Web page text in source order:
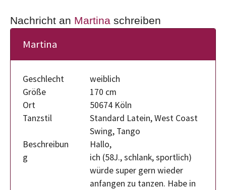
Nachricht an Martina schreiben
Martina
Geschlecht
weiblich
Größe
170 cm
Ort
50674 Köln
Tanzstil
Standard Latein, West Coast
Swing, Tango
Beschreibun
g
Hallo,
ich (58J., schlank, sportlich)
würde super gern wieder
anfangen zu tanzen. Habe in